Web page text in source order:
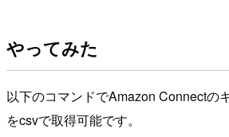
やってみた
以下のコマンドでAmazon Connectの
をcsvで取得可能です。